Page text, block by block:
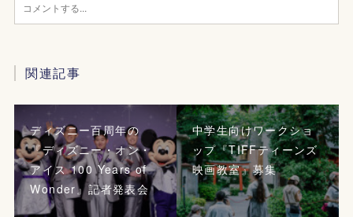
関連記事
ディズニー百周年の
『ディズニー・オン・
アイス 100 Years of
Wonder』記者発表会
中学生向けワークショ
ップ『TIFFティーンズ
映画教室』募集